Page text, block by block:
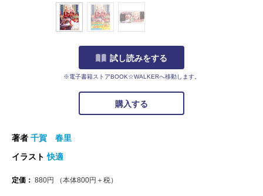
試し読みをする
※電子書籍ストアBOOK☆WALKERへ移動します。
購入する
著者 千賀 春里
イラスト快適
定価： 880円 （本体800円＋税）